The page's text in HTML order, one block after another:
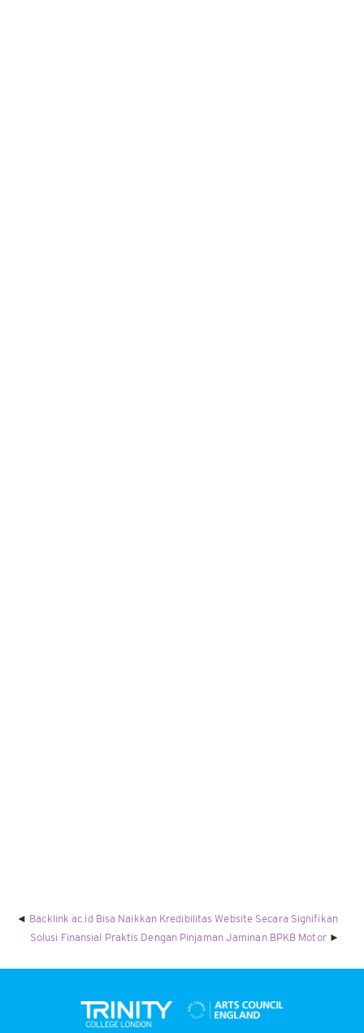
Backlink ac.id Bisa Naikkan Kredibilitas Website Secara Signifikan
Solusi Finansial Praktis Dengan Pinjaman Jaminan BPKB Motor